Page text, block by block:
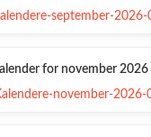
for november 2026